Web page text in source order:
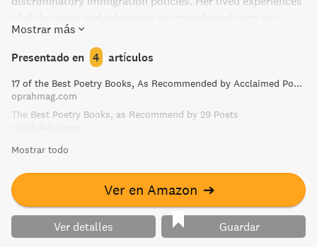
reader through innovative language that blurs borders.
Mostrar más
Presentado en 4 artículos
17 of the Best Poetry Books, As Recommended by Acclaimed Poets
oprahmag.com
The Best Poetry Books, as Recommend by 29 Poets
Mostrar todo
Ver en Amazon ➔
Ver detalles Guardar